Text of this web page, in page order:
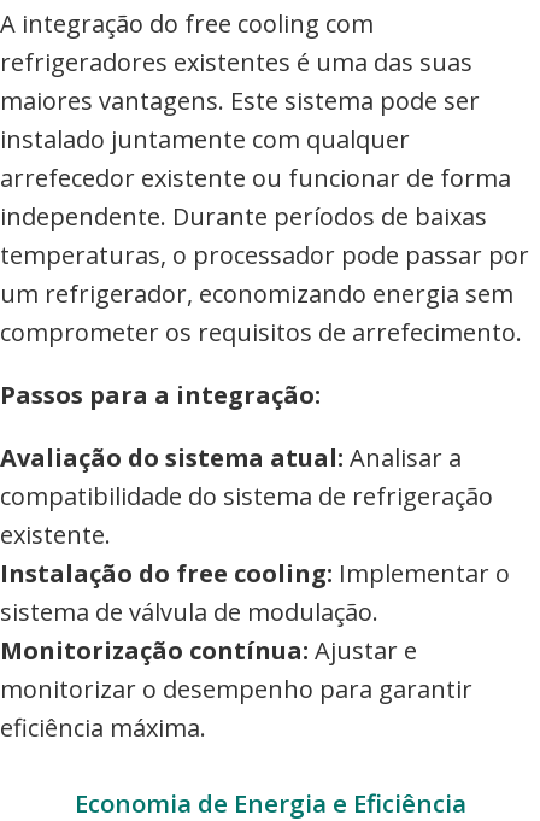
A integração do free cooling com
refrigeradores existentes é uma das suas
maiores vantagens. Este sistema pode ser
instalado juntamente com qualquer
arrefecedor existente ou funcionar de forma
independente. Durante períodos de baixas
temperaturas, o processador pode passar por
um refrigerador, economizando energia sem
comprometer os requisitos de arrefecimento.
Passos para a integração:
Avaliação do sistema atual: Analisar a
compatibilidade do sistema de refrigeração
existente.
Instalação do free cooling: Implementar o
sistema de válvula de modulação.
Monitorização contínua: Ajustar e
monitorizar o desempenho para garantir
eficiência máxima.
Economia de Energia e Eficiência